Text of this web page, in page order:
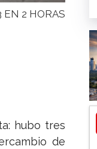
EN 2 HORAS
hubo tres
de